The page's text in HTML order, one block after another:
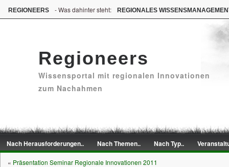
REGIONEERS - Was dahinter steht: REGIONALES
Regioneers
Wissensportal mit regionalen Innovationen
zum Nachahmen
Nach Herausforderungen.. Nach Themen.. Nach Typ..
« Präsentation Seminar Regionale Innovationen 2011